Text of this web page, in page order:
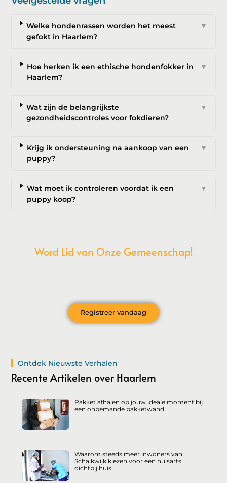
Welke hondenrassen worden het meest
gefokt in Haarlem?
▼
Hoe herken ik een ethische hondenfokker in
Haarlem?
▼
Wat zijn de belangrijkste
gezondheidscontroles voor fokdieren?
▼
Krijg ik ondersteuning na aankoop van een
puppy?
▼
Wat moet ik controleren voordat ik een
puppy koop?
▼
Word Lid van Onze Gemeenschap!
Registreer vandaag
Ontdek Nieuwste Verhalen
Recente Artikelen over Haarlem
Pakket afhalen op jouw ideale moment bij
een onbemande pakketwand
Waarom steeds meer inwoners van
Schalkwijk kiezen voor een huisarts
dichtbij huis